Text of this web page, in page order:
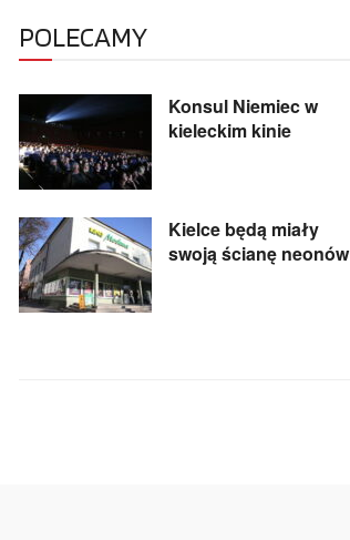
POLECAMY
Konsul Niemiec w
kieleckim kinie
Kielce będą miały
swoją ścianę neonów